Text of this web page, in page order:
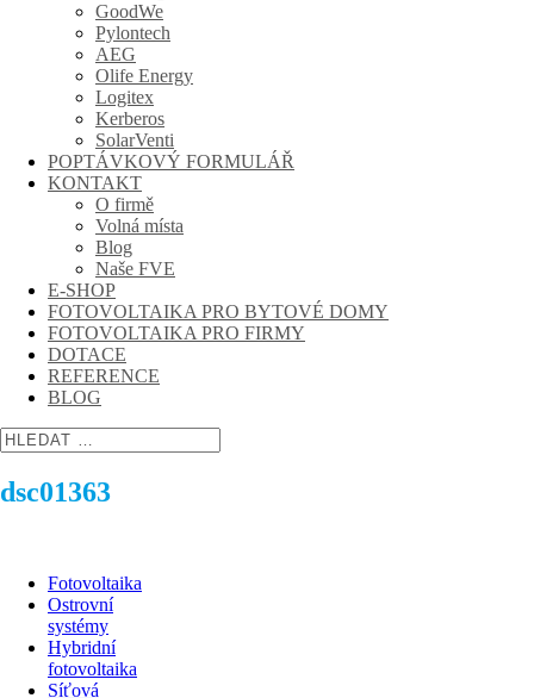
GoodWe
Pylontech
AEG
Olife Energy
Logitex
Kerberos
SolarVenti
POPTÁVKOVÝ FORMULÁŘ
KONTAKT
O firmě
Volná místa
Blog
Naše FVE
E-SHOP
FOTOVOLTAIKA PRO BYTOVÉ DOMY
FOTOVOLTAIKA PRO FIRMY
DOTACE
REFERENCE
BLOG
dsc01363
Fotovoltaika
Ostrovní
systémy
Hybridní
fotovoltaika
Síťová